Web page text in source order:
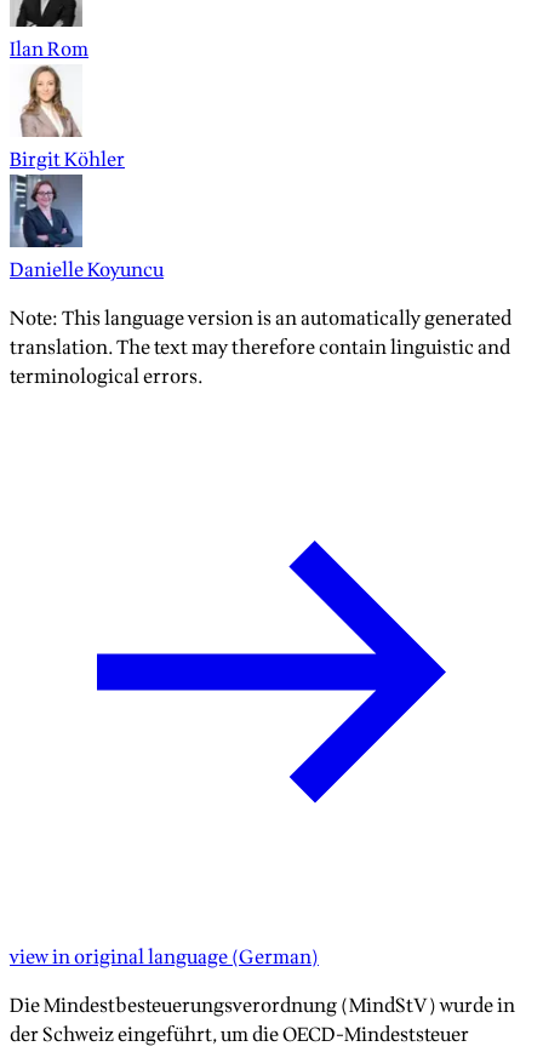
Ilan Rom
Birgit Köhler
Danielle Koyuncu
Note: This language version is an automatically generated
translation. The text may therefore contain linguistic and
terminological errors.
view in original language(German)
Die Mindestbesteuerungsverordnung (MindStV) wurde in
der Schweiz eingeführt, um die OECD-Mindeststeuer